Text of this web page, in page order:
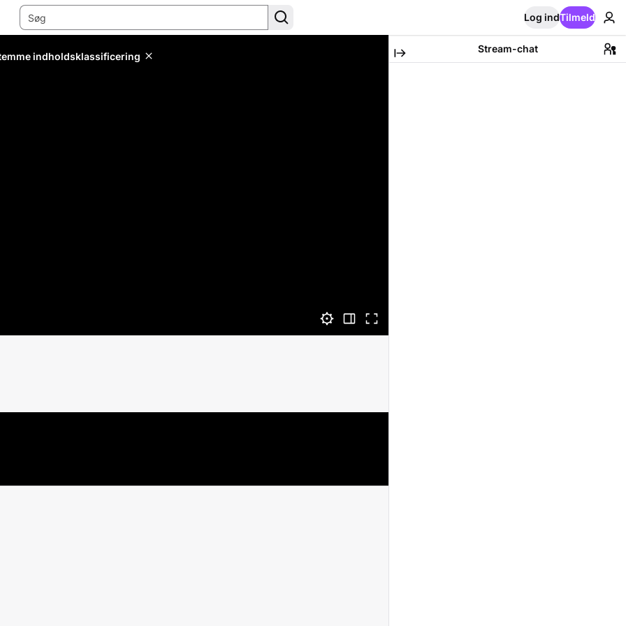
Log indTilmeld
indholdsklassificering
Stream-chat